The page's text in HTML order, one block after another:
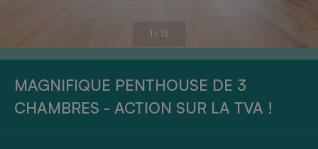
1 / 13
MAGNIFIQUE PENTHOUSE DE 3
CHAMBRES - ACTION SUR LA TVA !